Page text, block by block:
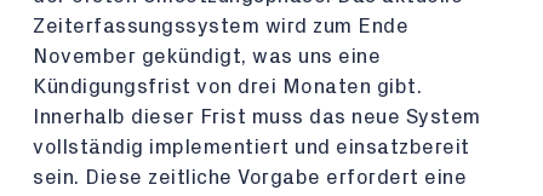
Zeiterfassungssystem wird zum Ende
November gekündigt, was uns eine
Kündigungsfrist von drei Monaten gibt.
Innerhalb dieser Frist muss das neue System
vollständig implementiert und einsatzbereit
sein. Diese zeitliche Vorgabe erfordert eine